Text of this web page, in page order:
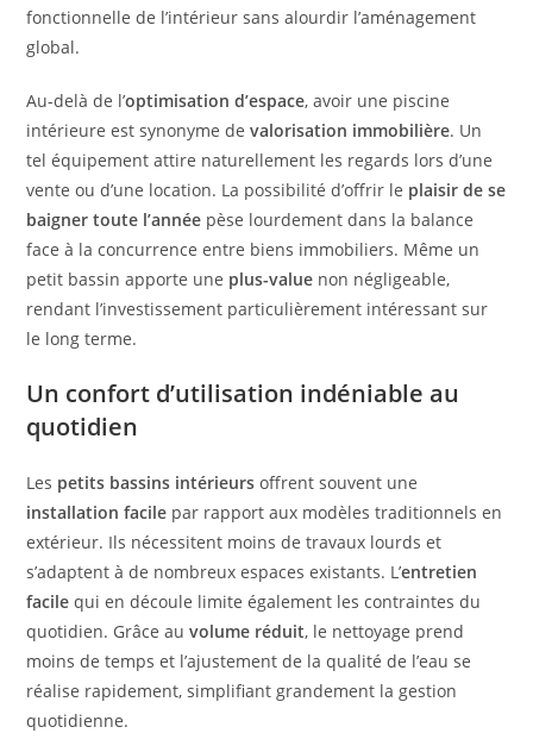
fonctionnelle de l’intérieur sans alourdir l’aménagement
global.
Au-delà de l’optimisation d’espace, avoir une piscine
intérieure est synonyme devalorisation immobilière. Un
tel équipement attire naturellement les regards lors d’une
vente ou d’une location. La possibilité d’offrir le plaisir de se
baigner toute l’année pèse lourdement dans la balance
face à la concurrence entre biens immobiliers. Même un
petit bassin apporte une plus-value non négligeable,
rendant l’investissement particulièrement intéressant sur
le long terme.
Un confort d’utilisation indéniable au
quotidien
Les petits bassins intérieurs offrent souvent une
installation facile par rapport aux modèles traditionnels en
extérieur. Ils nécessitent moins de travaux lourds et
s’adaptent à de nombreux espaces existants. L’entretien
facile qui en découle limite également les contraintes du
quotidien. Grâce auvolume réduit, le nettoyage prend
moins de temps et l’ajustement de la qualité de l’eau se
réalise rapidement, simplifiant grandement la gestion
quotidienne.